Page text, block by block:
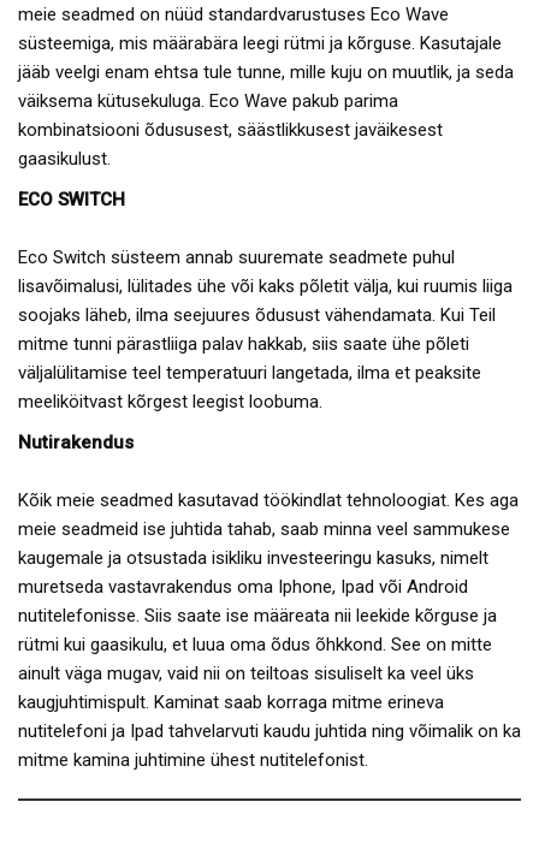
meie seadmed on nüüd standardvarustuses Eco Wave
süsteemiga, mis määrabära leegi rütmi ja kõrguse. Kasutajale
jääb veelgi enam ehtsa tule tunne, mille kuju on muutlik, ja seda
väiksema kütusekuluga. Eco Wave pakub parima
kombinatsiooni õdususest, säästlikkusest javäikesest
gaasikulust.
ECO SWITCH
Eco Switch süsteem annab suuremate seadmete puhul
lisavõimalusi, lülitades ühe või kaks põletit välja, kui ruumis liiga
soojaks läheb, ilma seejuures õdusust vähendamata. Kui Teil
mitme tunni pärastliiga palav hakkab, siis saate ühe põleti
väljalülitamise teel temperatuuri langetada, ilma et peaksite
meeliköitvast kõrgest leegist loobuma.
Nutirakendus
Kõik meie seadmed kasutavad töökindlat tehnoloogiat. Kes aga
meie seadmeid ise juhtida tahab, saab minna veel sammukese
kaugemale ja otsustada isikliku investeeringu kasuks, nimelt
muretseda vastavrakendus oma Iphone, Ipad või Android
nutitelefonisse. Siis saate ise määreata nii leekide kõrguse ja
rütmi kui gaasikulu, et luua oma õdus õhkkond. See on mitte
ainult väga mugav, vaid nii on teiltoas sisuliselt ka veel üks
kaugjuhtimispult. Kaminat saab korraga mitme erineva
nutitelefoni ja Ipad tahvelarvuti kaudu juhtida ning võimalik on ka
mitme kamina juhtimine ühest nutitelefonist.